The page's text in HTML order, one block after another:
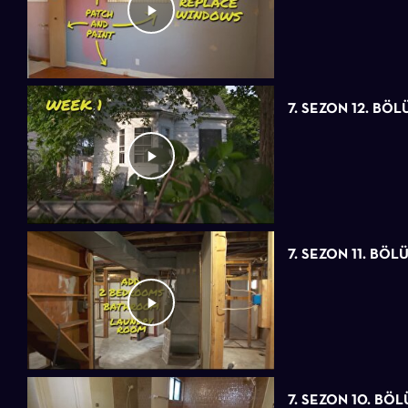
7. SEZON 12.
7. SEZON 11.
7. SEZON 10.